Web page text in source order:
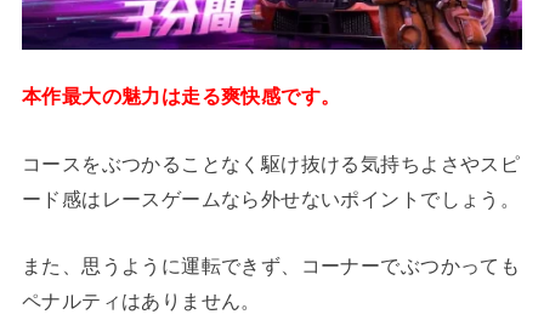
本作最大の魅力は走る爽快感です。
コースをぶつかることなく駆け抜ける気持ちよさやスピ
ード感はレースゲームなら外せないポイントでしょう。
また、思うように運転できず、コーナーでぶつかっても
ペナルティはありません。